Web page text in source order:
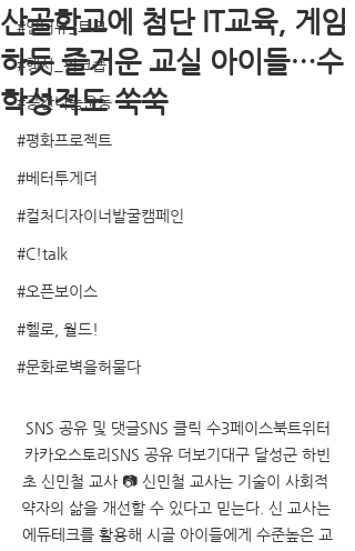
#인터뷰_토크
#행사_워크숍
#공간나눔운동
#평화프로젝트
#베터투게더
#컬처디자이너발굴캠페인
#C!talk
#오픈보이스
#헬로, 월드!
#문화로벽을허물다
산골학교에 첨단 IT교육, 게임
하듯 즐거운 교실 아이들…수
학성적도 쑥쑥
SNS 공유 및 댓글SNS 클릭 수3페이스북트위터
카카오스토리SNS 공유 더보기대구 달성군 하빈
초 신민철 교사 📷 신민철 교사는 기술이 사회적
약자의 삶을 개선할 수 있다고 믿는다. 신 교사는
에듀테크를 활용해 시골 아이들에게 수준높은 교